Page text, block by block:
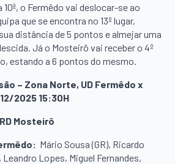
o Fermêdo vai deslocar-se ao
que se encontra no 13º lugar,
distância de 5 pontos e almejar uma
Já o Mosteirô vai receber o 4º
estando a 6 pontos do mesmo.
– Zona Norte, UD Fermêdo x
2025 15:30H
Mosteirô
Mário Sousa (GR), Ricardo
Lopes, Miguel Fernandes,